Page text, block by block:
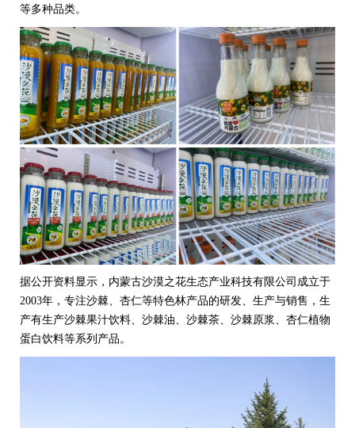
等多种品类。
据公开资料显示，内蒙古沙漠之花生态产业科技有限公司成立于
2003年，专注沙棘、杏仁等特色林产品的研发、生产与销售，生
产有生产沙棘果汁饮料、沙棘油、沙棘茶、 沙棘原浆、杏仁植物
蛋白饮料等系列产品。